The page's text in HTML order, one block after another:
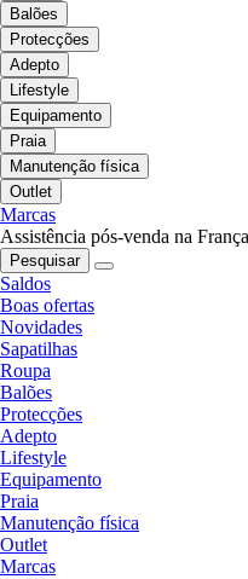
Balões
Protecções
Adepto
Lifestyle
Equipamento
Praia
Manutenção física
Outlet
Marcas
Assistência pós-venda na França
Pesquisar
Saldos
Boas ofertas
Novidades
Sapatilhas
Roupa
Balões
Protecções
Adepto
Lifestyle
Equipamento
Praia
Manutenção física
Outlet
Marcas